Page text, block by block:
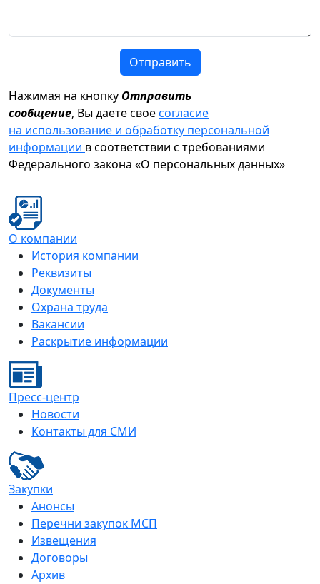
Отправить
Нажимая на кнопку Отправить
сообщение, Вы даете своесогласие
на использование и обработку персональной
информации в соответствии с требованиями
Федерального закона «О персональных данных»
О компании
История компании
Реквизиты
Документы
Охрана труда
Вакансии
Раскрытие информации
Пресс-центр
Новости
Контакты для СМИ
Закупки
Анонсы
Перечни закупок МСП
Извещения
Договоры
Архив